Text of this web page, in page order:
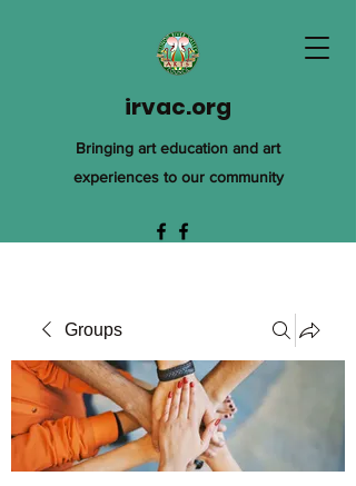
irvac.org
Bringing art education and art
experiences to our community
Groups